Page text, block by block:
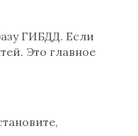
ГИБДД. Если
Это главное